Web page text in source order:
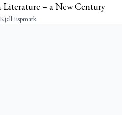
– a New Century
Kjell Espmark